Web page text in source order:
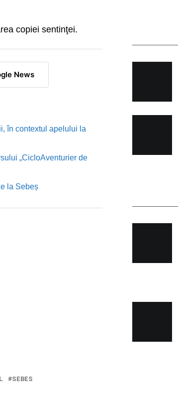
copiei sentinţei.
News
în contextul apelului la
„CicloAventurier de
la Sebeș
SEBES